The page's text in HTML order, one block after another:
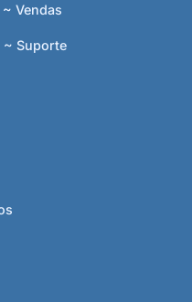
Vendas
~ Suporte